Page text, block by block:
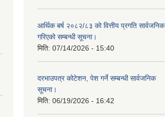
आर्थिक बर्ष २०८२/८३ को वित्तीय प्रगति सार्वजनिक
गरिएको सम्बन्धी सूचना।
मिति: 07/14/2026 - 15:40
दरभाउपत्र कोटेशन, पेश गर्ने सम्बन्धी सार्वजनिक
सूचना।
मिति: 06/19/2026 - 16:42